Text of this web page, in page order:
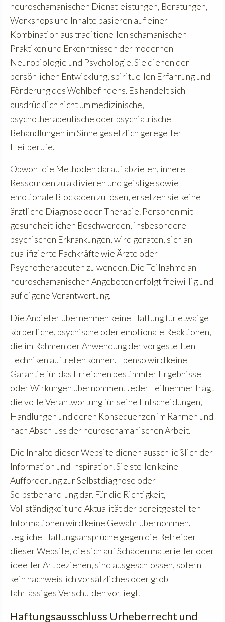
neuroschamanischen Dienstleistungen, Beratungen,
Workshops und Inhalte basieren auf einer
Kombination aus traditionellen schamanischen
Praktiken und Erkenntnissen der modernen
Neurobiologie und Psychologie. Sie dienen der
persönlichen Entwicklung, spirituellen Erfahrung und
Förderung des Wohlbefindens. Es handelt sich
ausdrücklich nicht um medizinische,
psychotherapeutische oder psychiatrische
Behandlungen im Sinne gesetzlich geregelter
Heilberufe.
Obwohl die Methoden darauf abzielen, innere
Ressourcen zu aktivieren und geistige sowie
emotionale Blockaden zu lösen, ersetzen sie keine
ärztliche Diagnose oder Therapie. Personen mit
gesundheitlichen Beschwerden, insbesondere
psychischen Erkrankungen, wird geraten, sich an
qualifizierte Fachkräfte wie Ärzte oder
Psychotherapeuten zu wenden. Die Teilnahme an
neuroschamanischen Angeboten erfolgt freiwillig und
auf eigene Verantwortung.
Die Anbieter übernehmen keine Haftung für etwaige
körperliche, psychische oder emotionale Reaktionen,
die im Rahmen der Anwendung der vorgestellten
Techniken auftreten können. Ebenso wird keine
Garantie für das Erreichen bestimmter Ergebnisse
oder Wirkungen übernommen. Jeder Teilnehmer trägt
die volle Verantwortung für seine Entscheidungen,
Handlungen und deren Konsequenzen im Rahmen und
nach Abschluss der neuroschamanischen Arbeit.
Die Inhalte dieser Website dienen ausschließlich der
Information und Inspiration. Sie stellen keine
Aufforderung zur Selbstdiagnose oder
Selbstbehandlung dar. Für die Richtigkeit,
Vollständigkeit und Aktualität der bereitgestellten
Informationen wird keine Gewähr übernommen.
Jegliche Haftungsansprüche gegen die Betreiber
dieser Website, die sich auf Schäden materieller oder
ideeller Art beziehen, sind ausgeschlossen, sofern
kein nachweislich vorsätzliches oder grob
fahrlässiges Verschulden vorliegt.
Haftungsausschluss Urheberrecht und